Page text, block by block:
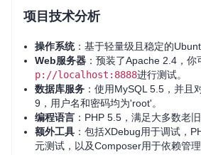
项目技术分析
操作系统：基于轻量级且稳定的
Web服务器 ：预装了Apache 2.4，你
p://localhost:8888进行测试。
数据库服务 ：使用MySQL 5.5，并且
9，用户名和密码均为'root'。
编程语言 ：PHP 5.5，满足大多数老
额外工具 ：包括XDebug用于调试，
元测试，以及Composer用于依赖管理